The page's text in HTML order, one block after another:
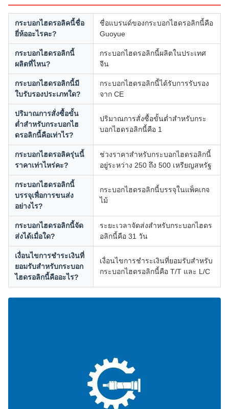
กระบอกไฮดรอลิคนี้ชื่อ
ยี่ห้ออะไรคะ?
ชื่อแบรนด์ของกระบอกไฮดรอลิกนี้คือ
Guoyue
กระบอกไฮดรอลิกนี้
ผลิตที่ไหน?
กระบอกไฮดรอลิกนี้ผลิตในประเทศ
จีน
กระบอกไฮดรอลิกนี้มี
ใบรับรองประเภทใด?
กระบอกไฮดรอลิกนี้ได้รับการรับรอง
จาก CE
ปริมาณการสั่งซื้อขั้น
ต่ำสำหรับกระบอกไฮ
ดรอลิกนี้คือเท่าไร?
ปริมาณการสั่งซื้อขั้นต่ำสำหรับกระ
บอกไฮดรอลิกนี้คือ 1
กระบอกไฮดรอลิครุ่นนี้
ราคาเท่าไหร่คะ?
ช่วงราคาสำหรับกระบอกไฮดรอลิกนี้
อยู่ระหว่าง 250 ถึง 500 เหรียญสหรัฐ
กระบอกไฮดรอลิกนี้
บรรจุเพื่อการขนส่ง
อย่างไร?
กระบอกไฮดรอลิกนี้บรรจุในแพ็คเกจ
ไม้
กระบอกไฮดรอลิกนี้จัด
ส่งได้เมื่อใด?
ระยะเวลาจัดส่งสำหรับกระบอกไฮดร
อลิกนี้คือ 31 วัน
เงื่อนไขการชำระเงินที่
ยอมรับสำหรับกระบอก
ไฮดรอลิกนี้คืออะไร?
เงื่อนไขการชำระเงินที่ยอมรับสำหรับ
กระบอกไฮดรอลิกนี้คือ T/T และ L/C